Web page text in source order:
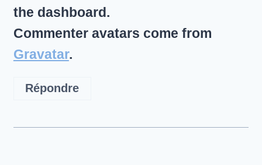
the dashboard.
Commenter avatars come from
Gravatar.
Répondre